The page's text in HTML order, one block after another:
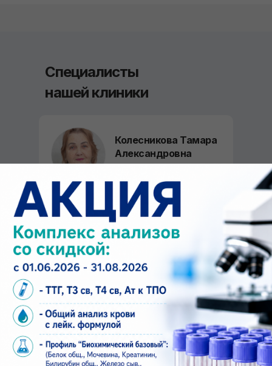
Специалисты
нашей клиники
Колесникова Тамара
Александровна
Направления работы:
Ультразвуковая диагностика
Стаж:
Врач УЗИ
ЗАПИСАТЬСЯ ОНЛАЙН
Аманбаев Мирлан
Улукматович
Врач Паразитолог